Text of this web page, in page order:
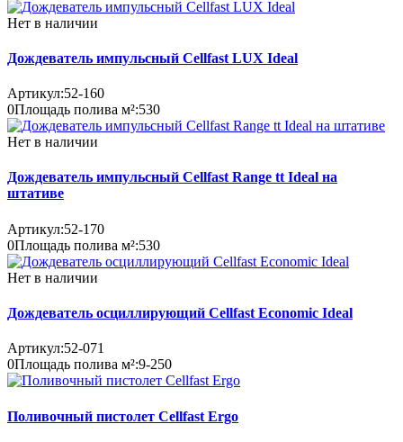
Нет в наличии
Дождеватель импульсный Cellfast LUX Ideal
Артикул:52-160
0Площадь полива м²:530
Нет в наличии
Дождеватель импульсный Cellfast Range tt Ideal на
штативе
Артикул:52-170
0Площадь полива м²:530
Нет в наличии
Дождеватель осциллирующий Cellfast Economic Ideal
Артикул:52-071
0Площадь полива м²:9-250
Поливочный пистолет Cellfast Ergo